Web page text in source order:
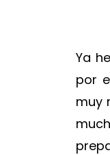
Ya
por
muy